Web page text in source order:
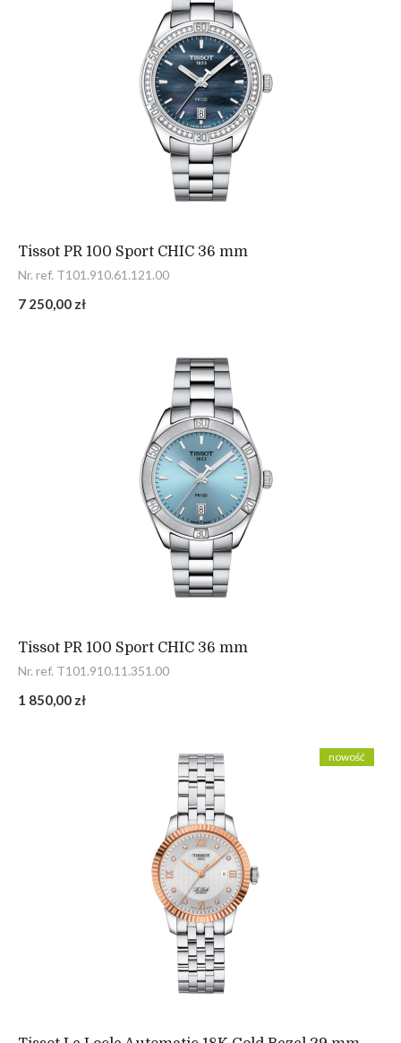
Tissot PR 100 Sport CHIC 36 mm
Nr. ref. T101.910.61.121.00
7 250,00 zł
Tissot PR 100 Sport CHIC 36 mm
Nr. ref. T101.910.11.351.00
1 850,00 zł
nowość